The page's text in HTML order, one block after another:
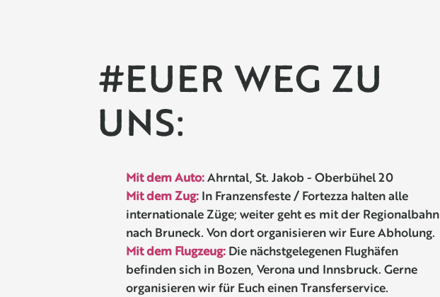
#EUER WEG ZU
UNS:
Mit dem Auto:Ahrntal, St. Jakob - Oberbühel 20
Mit dem Zug: In Franzensfeste / Fortezza halten alle
internationale Züge; weiter geht es mit der Regionalbahn
nach Bruneck. Von dort organisieren wir Eure Abholung.
Mit dem Flugzeug: Die nächstgelegenen Flughäfen
befinden sich in Bozen, Verona und Innsbruck. Gerne
organisieren wir für Euch einen Transferservice.